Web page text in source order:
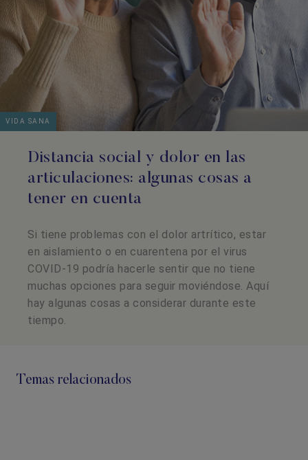
VIDA SANA
Distancia social y dolor en las
articulaciones: algunas cosas a
tener en cuenta
Si tiene problemas con el dolor artrítico, estar
en aislamiento o en cuarentena por el virus
COVID-19 podría hacerle sentir que no tiene
muchas opciones para seguir moviéndose. Aquí
hay algunas cosas a considerar durante este
tiempo.
Temas relacionados